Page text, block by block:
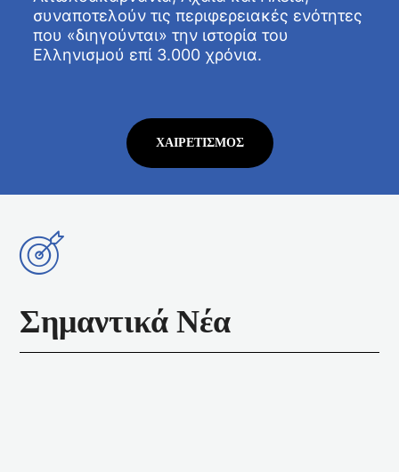
συναποτελούν τις περιφερειακές ενότητες
που «διηγούνται» την ιστορία του
Ελληνισμού επί 3.000 χρόνια.
ΧΑΙΡΕΤΙΣΜΌΣ
Σημαντικά Νέα